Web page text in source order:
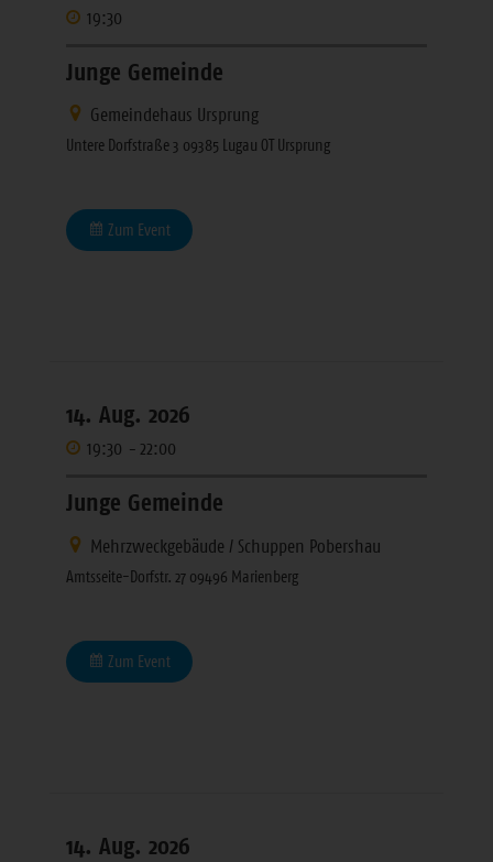
19:30
Junge Gemeinde
Gemeindehaus Ursprung
Untere Dorfstraße 3 09385 Lugau OT Ursprung
Zum Event
14. Aug. 2026
19:30 - 22:00
Junge Gemeinde
Mehrzweckgebäude / Schuppen Pobershau
Amtsseite-Dorfstr. 27 09496 Marienberg
Zum Event
14. Aug. 2026